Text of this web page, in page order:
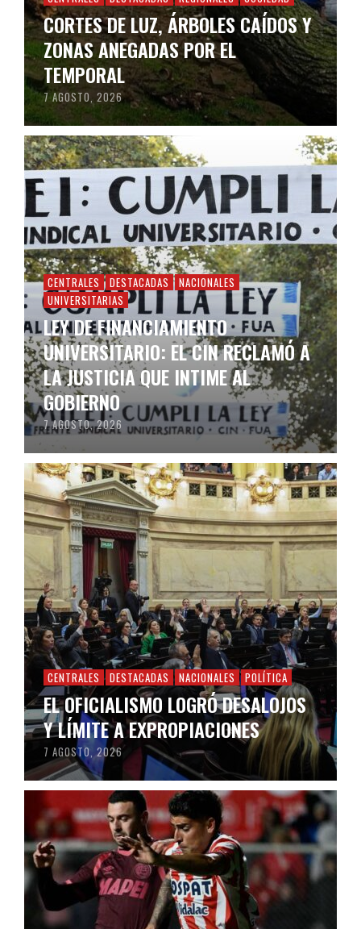
CORTES DE LUZ, ÁRBOLES CAÍDOS Y
ZONAS ANEGADAS POR EL
TEMPORAL
7 AGOSTO, 2026
CENTRALES DESTACADAS
NACIONALES
UNIVERSITARIAS
LEY DE FINANCIAMIENTO
UNIVERSITARIO: EL CIN RECLAMÓ A
LA JUSTICIA QUE INTIME AL
GOBIERNO
7 AGOSTO, 2026
CENTRALES DESTACADAS NACIONALES POLÍTICA
EL OFICIALISMO LOGRÓ DESALOJOS
Y LÍMITE A EXPROPIACIONES
7 AGOSTO, 2026